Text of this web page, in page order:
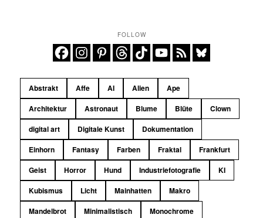
FOLLOW
Abstrakt Affe AI Alien
Ape
Architektur
Astronaut Blume Blüte
Clown
digital art
Digitale Kunst
Dokumentation
Einhorn
Fantasy Farben Fraktal
Frankfurt
Geist
Horror Hund Industriefotografie
KI
Kubismus
Licht Mainhatten
Makro
Mandelbrot
Minimalistisch Monochrome